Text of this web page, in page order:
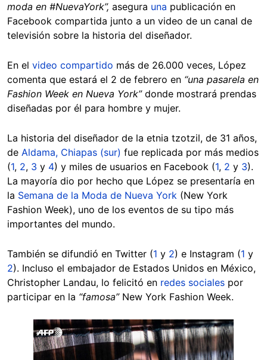
moda en #NuevaYork”, asegura una publicación en
Facebook compartida junto a un video de un canal de
televisión sobre la historia del diseñador.
En el video compartido más de 26.000 veces, López
comenta que estará el 2 de febrero en “una pasarela en
Fashion Week en Nueva York” donde mostrará prendas
diseñadas por él para hombre y mujer.
La historia del diseñador de la etnia tzotzil, de 31 años,
de Aldama, Chiapas (sur) fue replicada por más medios
(1, 2, 3 y 4) y miles de usuarios en Facebook (1, 2 y 3).
La mayoría dio por hecho que López se presentaría en
la Semana de la Moda de Nueva York (New York
Fashion Week), uno de los eventos de su tipo más
importantes del mundo.
También se difundió en Twitter (1 y 2) e Instagram (1 y
2). Incluso el embajador de Estados Unidos en México,
Christopher Landau, lo felicitó en redes sociales por
participar en la “famosa” New York Fashion Week.
Image